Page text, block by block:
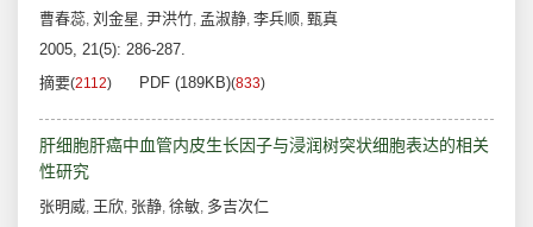
曹春蕊, 刘金星, 尹洪竹, 孟淑静, 李兵顺, 甄真
2005, 21(5): 286-287.
摘要(2112) PDF (189KB)(833)
肝细胞肝癌中血管内皮生长因子与浸润树突状细胞表达的相关
性研究
张明威, 王欣, 张静, 徐敏, 多吉次仁